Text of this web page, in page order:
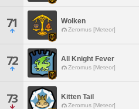
71 Wolken
Zeromus [Meteor]
72 All Knight Fever
Zeromus [Meteor]
73 Kitten Tail
Zeromus [Meteor]